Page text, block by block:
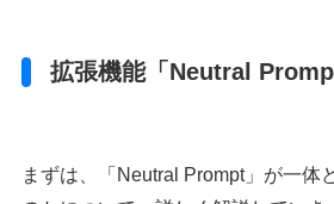
拡張機能「Neutral
まずは、「Neutral Prompt」が一体